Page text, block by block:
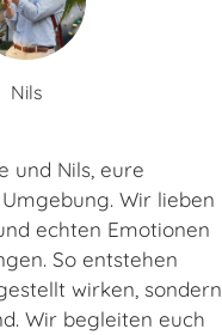
Nils
und Nils, eure
Wir lieben
echten Emotionen
So entstehen
wirken, sondern
Wir begleiten euch